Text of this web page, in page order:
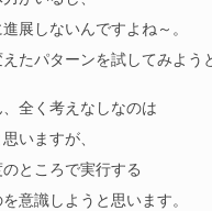
展しないんですよね～。
えたパターンを試してみよう
、全く考えなしなのは
いますが、
ところで実行する
意識しようと思います。